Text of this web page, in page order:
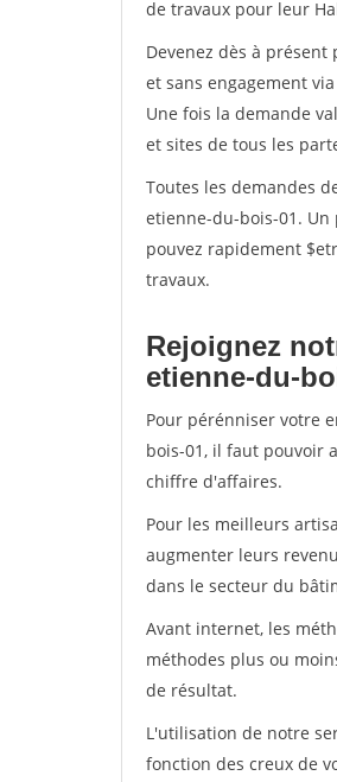
de travaux pour leur
Devenez dès à
et sans engagement
Une fois la demande
et sites de tous les
Toutes les demandes
etienne-du-bois-01.
pouvez rapidement
travaux.
Rejoignez
etienne-du-
Pour pérénniser votre
bois-01, il faut pouvoir
chiffre d'affaires.
Pour les meilleurs
augmenter leurs
dans le secteur du
Avant internet, les
méthodes plus ou
de résultat.
L'utilisation de notre
fonction des creux de